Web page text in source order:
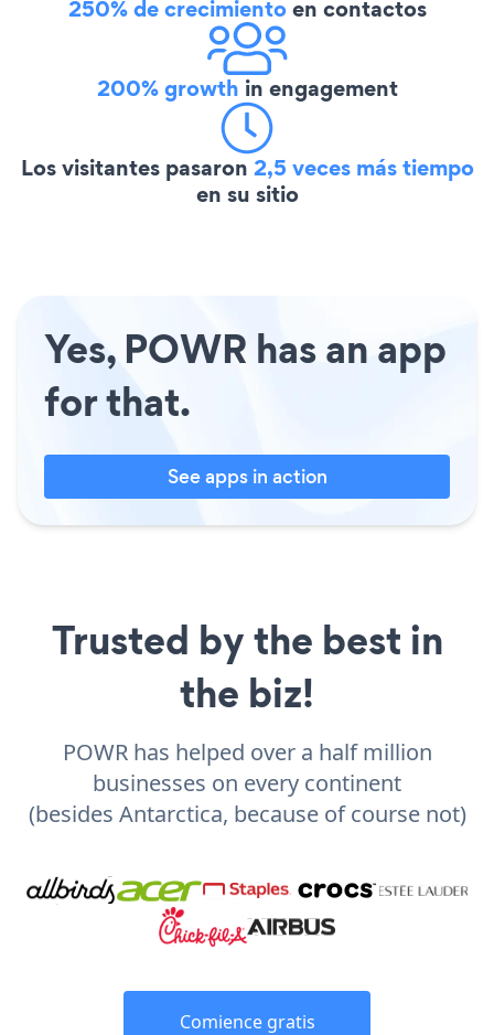
250% de crecimientoen contactos
200% growth in engagement
Los visitantes pasaron 2,5 veces más tiempo
en su sitio
Yes, POWR has an app
for that.
See apps in action
Trusted by the best in
the biz!
POWR has helped over a half million
businesses on every continent
(besides Antarctica, because of course not)
Comience gratis